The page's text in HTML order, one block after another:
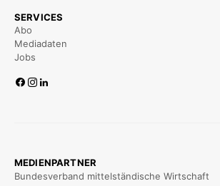
SERVICES
Abo
Mediadaten
Jobs
MEDIENPARTNER
Bundesverband mittelständische Wirtschaft